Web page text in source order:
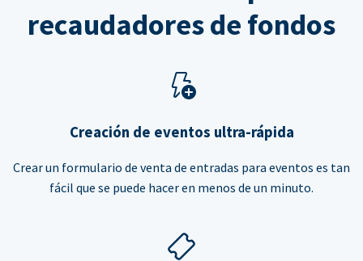
recaudadores de fondos
Creación de eventos ultra-rápida
Crear un formulario de venta de entradas para eventos es tan
fácil que se puede hacer en menos de un minuto.